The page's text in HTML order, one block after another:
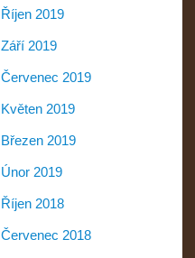
Říjen 2019
Září 2019
Červenec 2019
Květen 2019
Březen 2019
Únor 2019
Říjen 2018
Červenec 2018